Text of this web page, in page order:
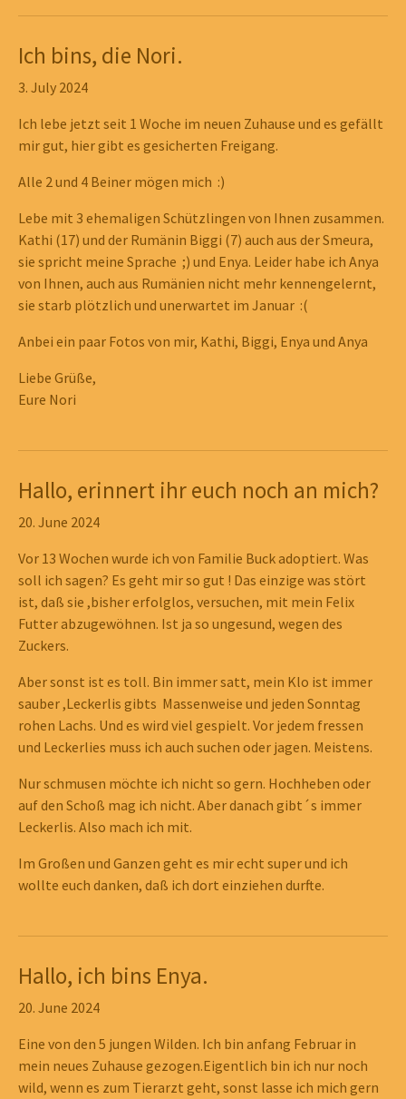
Ich bins, die Nori.
3. July 2024
Ich lebe jetzt seit 1 Woche im neuen Zuhause und es gefällt
mir gut, hier gibt es gesicherten Freigang.
Alle 2 und 4 Beiner mögen mich :)
Lebe mit 3 ehemaligen Schützlingen von Ihnen zusammen.
Kathi (17) und der Rumänin Biggi (7) auch aus der Smeura,
sie spricht meine Sprache ;) und Enya. Leider habe ich Anya
von Ihnen, auch aus Rumänien nicht mehr kennengelernt,
sie starb plötzlich und unerwartet im Januar :(
Anbei ein paar Fotos von mir, Kathi, Biggi, Enya und Anya
Liebe Grüße,
Eure Nori
Show larger versionShow larger versionShow larger version
Show larger versionShow larger version
Hallo, erinnert ihr euch noch an mich?
20. June 2024
Vor 13 Wochen wurde ich von Familie Buck adoptiert. Was
soll ich sagen? Es geht mir so gut ! Das einzige was stört
ist, daß sie ,bisher erfolglos, versuchen, mit mein Felix
Futter abzugewöhnen. Ist ja so ungesund, wegen des
Zuckers.
Aber sonst ist es toll. Bin immer satt, mein Klo ist immer
sauber ,Leckerlis gibts Massenweise und jeden Sonntag
rohen Lachs. Und es wird viel gespielt. Vor jedem fressen
und Leckerlies muss ich auch suchen oder jagen. Meistens.
Nur schmusen möchte ich nicht so gern. Hochheben oder
auf den Schoß mag ich nicht. Aber danach gibt´s immer
Leckerlis. Also mach ich mit.
Im Großen und Ganzen geht es mir echt super und ich
wollte euch danken, daß ich dort einziehen durfte.
Show larger versionShow larger version
Show larger versionShow larger version
Hallo, ich bins Enya.
20. June 2024
Eine von den 5 jungen Wilden. Ich bin anfang Februar in
mein neues Zuhause gezogen.Eigentlich bin ich nur noch
wild, wenn es zum Tierarzt geht, sonst lasse ich mich gern